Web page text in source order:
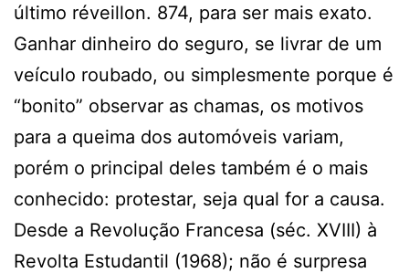
último réveillon. 874, para ser mais exato.
Ganhar dinheiro do seguro, se livrar de um
veículo roubado, ou simplesmente porque é
“bonito” observar as chamas, os motivos
para a queima dos automóveis variam,
porém o principal deles também é o mais
conhecido: protestar, seja qual for a causa.
Desde a Revolução Francesa (séc. XVIII) à
Revolta Estudantil (1968); não é surpresa